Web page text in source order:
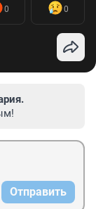
0 0
Отправить